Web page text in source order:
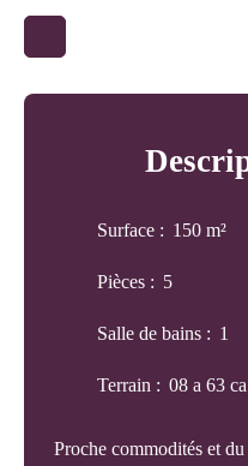
Surface : 150 m²
Pièces : 5
Salle de bains : 1
Terrain : 08 a 63 ca
Proche commodités et